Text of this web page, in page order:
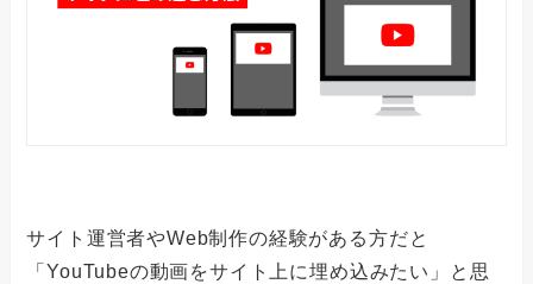
サイト運営者やWeb制作の経験がある方だと
「YouTubeの動画をサイト上に埋め込みたい」と思